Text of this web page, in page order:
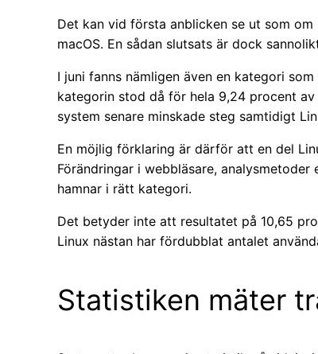
Det kan vid första anblicken se ut som
macOS. En sådan slutsats är dock
I juni fanns nämligen även en kategori
kategorin stod då för hela 9,24 procent
system senare minskade steg samtidigt
En möjlig förklaring är därför att en del
Förändringar i webbläsare,
hamnar i rätt kategori.
Det betyder inte att resultatet på 10,65
Linux nästan har fördubblat antalet
Statistiken mäter